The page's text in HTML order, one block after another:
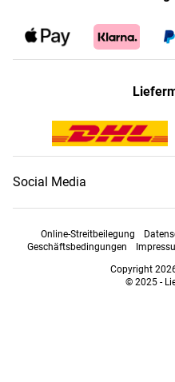
Social Media
Online-Streitbeilegung
Geschäftsbedingungen
Copyright
© 2025 -